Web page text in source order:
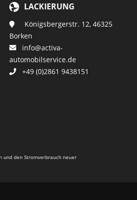
LACKIERUNG
Königsbergerstr. 12, 46325
Borken
info@activa-
automobilservice.de
+49 (0)2861 9438151
und den Stromverbrauch neuer